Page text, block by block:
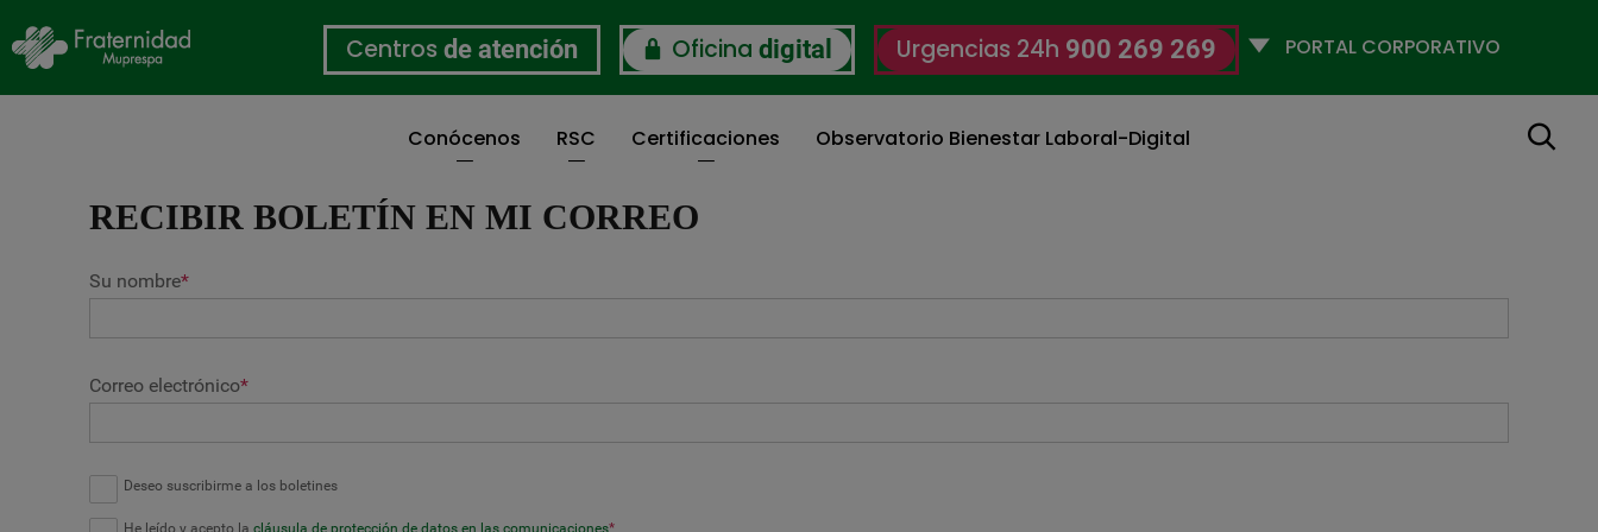
Centros de atención Oficina digital Urgencias 24h 900 269 269
Selecciona
Conócenos RSC Certificaciones Observatorio Bienestar Laboral-Digital Buscar
RECIBIR BOLETÍN EN MI CORREO
Su nombre*
Correo electrónico*
Deseo suscribirme a los boletines
He leído y acepto la cláusula de protección de datos en las comunicaciones*